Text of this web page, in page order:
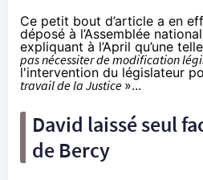
Ce petit bout d’article a en
déposé à l’Assemblée
expliquant à l’April qu’une
pas nécessiter de modification
l'intervention du législateur
travail de la Justice »...
David laissé seul
de Bercy